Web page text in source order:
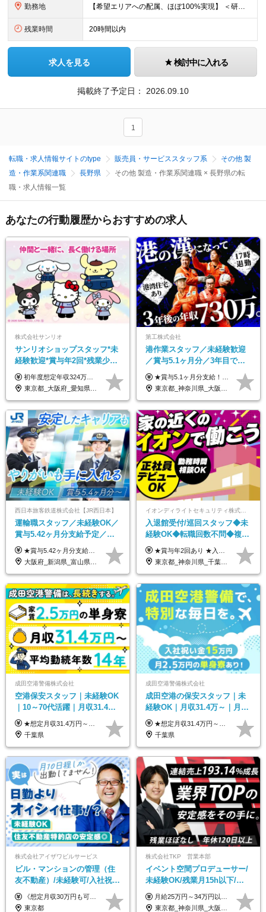
勤務地 【希望エリアへの配属、ほぼ100%実現】 ＜研修中＞ 株式会社平山 関東研修センター 東京都福生市東町10-1 NTビル3-3階B （JR青梅線「福生駅」東口より徒歩3分） ※研修中の寮費は会社負担・
残業時間 20時間以内
求人を見る 検討中に入れる
掲載終了予定日： 2026.09.10
1
転職・求人情報サイトのtype 販売員・サービススタッフ系
その他 製
造・作業系関連職
長野県
その他 製造・作業系関連職 × 長野県の転
職・求人情報一覧
あなたの行動履歴からおすすめの求人
株式会社サンリオ
サンリオショップスタッフ*未
経験歓迎*賞与年2回*残業少な
め*産育休取得実績豊富*可愛
い制服*社割有
初年度想定年収324万円～690万円！ ◆全国一律 月給230,000円～＋賞与＋通勤手当＋役職手当＋時間外手当 《手当充実！》 ＊昇給/年1回 ＊賞与/年2回（7月/12月） ＊通勤手当：交通費支給（規定あり） ＊時間外手当 ＊販売職手当 ＊役職手当 《キャリアパス》 ▼店長（32歳）／年収400万円 ▼トレーナー（37歳）／年収500万円 ▼SV（40歳）／年収570万円 ※SVとして活躍された場合、574万円以上に昇給も目指せます。 日頃のお店での頑張りをしっかり評価する体制を整えており、 ご自身の努力次第で昇給する制度を用意しています！ 《ゆくゆくは・・・》 ■店舗スタッフをとりまとめ、お店づくりを主体で行う店長へ ■複数店舗を統括するトレーナーへとキャリアアップ ■様々な規模の店舗を経験しSVとして活躍した後は、本社の教育担当や店舗支援を担う本部スタッフとして活躍いただけます。 ※経験・能力を考慮の上、当社規定により優遇いたします。 ※入社日から6カ月間の試用期間あり。その間の待遇に差異はありません。
東京都_大阪府_愛知県_北海道_栃木県_静岡県_兵庫県_京都府_福岡県
第工株式会社
港作業スタッフ／未経験歓迎
／賞与5.1ヶ月分／3年目で年
収730万円も可／食事手当あり
／年休120日以上
★賞与5.1ヶ月分支給！ ★入社3年目・30代で年収730万円の先輩も活躍中！ ★入社1年目・20代で月収29万円の実績あり 月給：22.5万円～30.5万円＋各種手当＋賞与年2回＋残業代全額支給 ※経験・能力などを考慮のうえ決定します ※上記月給には食事手当(5000円／月）を含みます ※残業代は分単位で100％支給いたします ※試用期間3ヶ月。その間の給与・待遇に差異はありません 【月収例】 ◆33.5万円／31歳 入社7か月 ◆38.5万円／32歳 入社1年目 ◆48.4万円／44歳 入社12年目 ※経験・能力などを考慮のうえ決定 ※月収・給与例には休日手当も含みます 【手当詳細】 ◆交通費規定支給（上限3万5000円／月） ◆時間外手当全額支給 ◆休日出勤手当 ◆港湾住宅あり（1R・2万円台～） ◆資格取得支援制度：全額負担 ◆地域手当：関東地区1万円／月
東京都_神奈川県_大阪府_愛知県_兵庫県
西日本旅客鉄道株式会社【JR西日本】
運輸職スタッフ／未経験OK／
賞与5.42ヶ月分支給予定／残
業月11h程／年休119日+有給
平均18.7日
★賞与5.42ヶ月分支給予定あり！ （大卒以上）月給24万1,692円～39万5,780円＋各種手当＋賞与2回 （高卒以上）月給22万2,662円～39万5,780円＋各種手当＋賞与2回 ※上記は2025年度新卒支払額（京阪神地区）となります ※勤務地・学歴で異なり、ご経験・能力等をふまえた金額を加算します ※残業代は別途全額支給します ※当社規程に基づき決定します ※試用期間あり（3ヶ月／待遇に変更はありません） ※基本給以外の諸手当として扶養・職務・時間外・通勤手当等を支給します ※京阪神地区以外の勤務地の場合 月給（大卒）23万0,706円～／月給（高卒）21万2,541円～となります
大阪府_新潟県_富山県_石川県_福井県_三重県_兵庫県_京都府_滋賀県_奈良県_和歌山県_広島県_岡山県_鳥取県_島根県_山口県_福岡県
入退館受付/巡回スタッフ◆未
経験OK◆転職回数不問◆複数
勤務地で募集中◆ブランクあ
りOK◆室内業務がメイン
★賞与年2回あり ★入社祝い金3万円支給 ★出産祝い金や育児支援金などの手当も充実！ ≪給与モデル≫ 【東京】基本給27万2780円/月給＋時間外手当（25h） 【愛知】基本給25万4990円/月給＋時間外手当（25h） 【大阪】基本給25万4990円/月給＋時間外手当（25h） 【福岡】基本給23万7200円/月給＋時間外手当（25h） -------------- ▽各地の給与は下記をご確認ください！ ■北海道 月給20万円～ ■東北 月給20万円～ ■北関東 埼玉／月給22万5000円～ 茨城・群馬・新潟／月給20万円～ ■南関東 東京・神奈川／月給23万円～ 千葉／月給22万5000円～ 山梨／月給20万円～ ■中部 愛知／月給21万5000円～ 長野・岐阜・三重／月給20万円～ ■関西 大阪／月給21万5000円～ 京都・兵庫／月給21万円～ 滋賀・奈良／月給20万円～ ■中四国 岡山・山口・四国・広島／月給20万円～ ■九州 福岡・鹿児島・長崎／月給20万円～
東京都_神奈川県_千葉県_北海道_福島県_長野県_岐阜県_三重県_京都府_福岡県
成田空港警備株式会社
空港保安スタッフ｜未経験OK
｜10～70代活躍｜月収31.4万
&賞与年2回｜家族・住宅手当
｜光熱費0円の単身寮
★想定月収31.4万円～＋賞与年2回（59万円以上） ★入社お祝い金15万円支給 ★水道+光熱費無料の家賃がリーズナブルな社員寮(単身寮)あり！ 月給24万5000円以上(基本給21万1000円＋業務別手当35,000円)＋賞与年2回（賞与支給額：59万円以上を想定）＋残業代全額 ※みなし残業なし！残業代は全額支給します。 ※資格手当・深夜手当など、様々な手当をご用意しています。 ※入社お祝い金は１か月経過後、3ヶ月経過後、6ヶ月経過後に各5万円ずつ給与に加算して支給いたします。 ※指定の検定資格をお持ちの方には別途手当を支給します。入社後に取得した場合は給与に加算し支給します。 ・施設警備 1級7,000円 2級4,000円 ・交通誘導 1級7,000円 2級4,000円 ・雑踏警備 1級7,000円 2級4,000円 など
千葉県
成田空港警備株式会社
成田空港の保安スタッフ｜未
経験OK｜月収31.4万～｜月
2.5万の単身寮｜住宅手当&家
族手当｜入社祝い金15万
★想定月収31.4万円～＋賞与年2回（59万円以上） ★入社お祝い金15万円支給 ★水道+光熱費無料の家賃がリーズナブルな社員寮(単身寮)あり！ ★住宅手当&家族手当あり 月給24万5000円以上(基本給21万1000円＋業務別手当35,000円)＋賞与年2回（賞与支給額：59万円以上を想定）＋残業代全額 ※みなし残業なし！残業代は全額支給します。 ※資格手当・深夜手当など、様々な手当をご用意しています。 ※入社お祝い金は１か月経過後、3ヶ月経過後、6ヶ月経過後に各5万円ずつ給与に加算して支給いたします。 ※指定の検定資格をお持ちの方には別途手当を支給します。入社後に取得した場合は給与に加算し支給します。 ・施設警備 1級7,000円 2級4,000円 ・交通誘導 1級7,000円 2級4,000円 ・雑踏警備 1級7,000円 2級4,000円 など
千葉県
株式会社アイザワビルサービス
ビル・マンションの管理（住
友不動産）/未経験可/入社祝い
金10万円/月収30万円可/40～
50代活躍/S102
《想定月収30万円も可能！/想定年収380万円》 ■月給24万5000円以上＋賞与年2回(2カ月/2025年実績)＋時間外手当＋資格手当＋役職手当＋交通費 ………… ≪昇給、賞与、および各種諸手当について≫ ◇入社お祝い金（10万円 ※3カ月精勤後支給） ◇昇給/年1回 ◇賞与/年2回(2カ月/2025年実績) ◇時間外手当 ◇資格手当 └・ビル設備管理技能士1級（1万円/月） ・ビル設備管理技能士2級（5000円/月） ・建築物環境衛生管理技術者（1万円/月） ・防火管理技能者（3000円/月） ・消防設備士乙4類（3000円/月） 他 ◇役職手当 └・班長/サブリーダー/リーダー（5000円～2万円/月） ◇物件手当（最大2万円 ※物件により異なる） ◇退職金あり ※経験・年齢・能力を考慮した上、当社規定により優遇いたします。 ※3カ月の試用期間あり。その間の給与や福利厚生に差異はありません。 《モデル年収》 ・入社1年/35歳：年収380万円 ・入社3年/38歳：年収400万円
東京都
株式会社TKP 営業本部
イベント空間プロデューサー/
未経験OK/残業月15h以下/豊
富な福利厚生/全国募集/平均有
給取得日数14.9日
月給25万円～34万円以上＋各種手当＋残業代＋賞与年2回（昨年度2～4ヶ月分） 初年度想定年収：350万円～ ＜クラス・経験別の月給目安＞ ■メンバークラス：月給25万円以上 ■店長やSVなどのマネジメント経験者：月給30万円～スタート可 ■リーダークラス：月給34万円以上 ※月給は配属エリア・経験・能力を考慮して決定します（前職の経験・収入をお聞かせください）。 ※上記にはみなし残業手当20～30時間分（メンバー：3万1134円以上、経験5年以上：5万2448円以上、リーダー：5万9441円以上）を含みます。 ※超過分は別途支給いたします。
東京都_神奈川県_大阪府_愛知県_北海道_宮城県_静岡県_京都府_広島県_福岡県